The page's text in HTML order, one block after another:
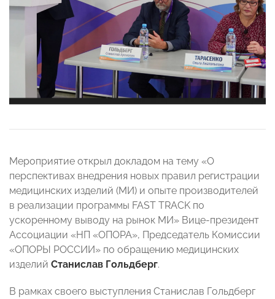
Мероприятие открыл докладом на тему «О
перспективах внедрения новых правил регистрации
медицинских изделий (МИ) и опыте производителей
в реализации программы FAST TRACK по
ускоренному выводу на рынок МИ» Вице-президент
Ассоциации «НП «ОПОРА», Председатель Комиссии
«ОПОРЫ РОССИИ» по обращению медицинских
изделий Станислав Гольдберг.
В рамках своего выступления Станислав Гольдберг